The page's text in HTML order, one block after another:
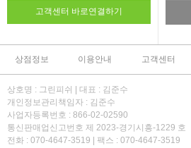
고객센터 바로연결하기
상점정보 이용안내 고객센터
상호명 : 그린피쉬 | 대표 : 김준수
개인정보관리책임자 : 김준수
사업자등록번호 : 866-02-02590
통신판매업신고번호 제 2023-경기시흥-1229 호
전화 : 070-4647-3519 | 팩스 : 070-4647-3519